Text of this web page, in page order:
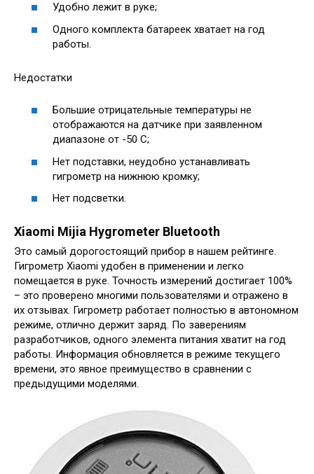
Удобно лежит в руке;
Одного комплекта батареек хватает на год
работы.
Недостатки
Большие отрицательные температуры не
отображаются на датчике при заявленном
диапазоне от -50 С;
Нет подставки, неудобно устанавливать
гигрометр на нижнюю кромку;
Нет подсветки.
Xiaomi Mijia Hygrometer Bluetooth
Это самый дорогостоящий прибор в нашем рейтинге.
Гигрометр Xiaomi удобен в применении и легко
помещается в руке. Точность измерений достигает 100%
– это проверено многими пользователями и отражено в
их отзывах. Гигрометр работает полностью в автономном
режиме, отлично держит заряд. По заверениям
разработчиков, одного элемента питания хватит на год
работы. Информация обновляется в режиме текущего
времени, это явное преимущество в сравнении с
предыдущими моделями.